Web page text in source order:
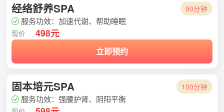
经络舒养SPA 90分钟
服务功效：加速代谢、帮助睡眠
现价 498元
立即预约
固本培元SPA 100分钟
服务功效：强腰护肾、阴阳平衡